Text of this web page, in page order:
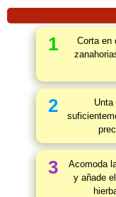
1
Corta en
2
Unta
3
Acomoda
y añade